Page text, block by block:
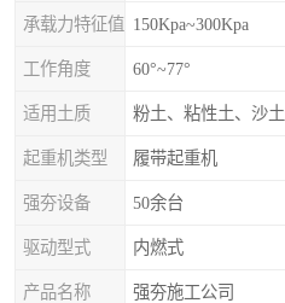
承载力特征值 150Kpa~300Kpa
工作角度 60°~77°
适用土质 粉土、粘性土、沙土
起重机类型 履带起重机
强夯设备 50余台
驱动型式 内燃式
产品名称 强夯施工公司